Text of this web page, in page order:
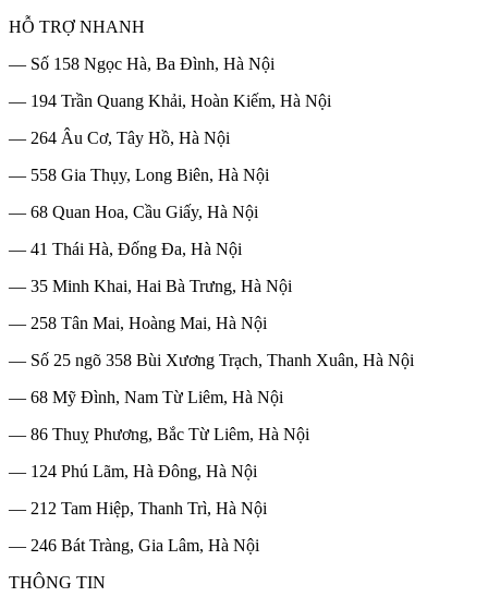
HỖ TRỢ NHANH
— Số 158 Ngọc Hà, Ba Đình, Hà Nội
— 194 Trần Quang Khải, Hoàn Kiếm, Hà Nội
— 264 Âu Cơ, Tây Hồ, Hà Nội
— 558 Gia Thụy, Long Biên, Hà Nội
— 68 Quan Hoa, Cầu Giấy, Hà Nội
— 41 Thái Hà, Đống Đa, Hà Nội
— 35 Minh Khai, Hai Bà Trưng, Hà Nội
— 258 Tân Mai, Hoàng Mai, Hà Nội
— Số 25 ngõ 358 Bùi Xương Trạch, Thanh Xuân, Hà Nội
— 68 Mỹ Đình, Nam Từ Liêm, Hà Nội
— 86 Thuỵ Phương, Bắc Từ Liêm, Hà Nội
— 124 Phú Lãm, Hà Đông, Hà Nội
— 212 Tam Hiệp, Thanh Trì, Hà Nội
— 246 Bát Tràng, Gia Lâm, Hà Nội
THÔNG TIN